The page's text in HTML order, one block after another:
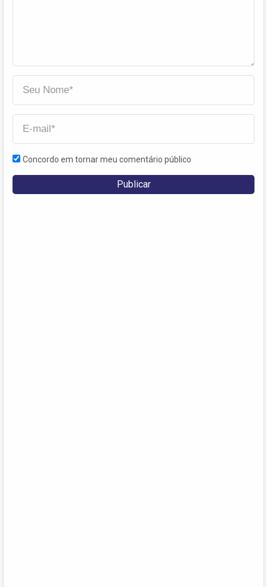
Concordo em tornar meu comentário público